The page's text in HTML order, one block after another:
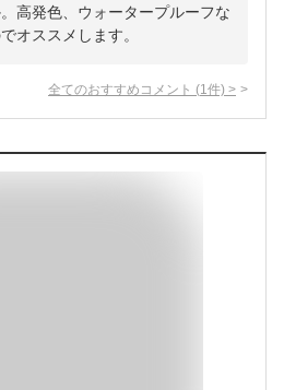
高発色、ウォータープルーフな
オススメします。
全てのおすすめコメント (1 件) >